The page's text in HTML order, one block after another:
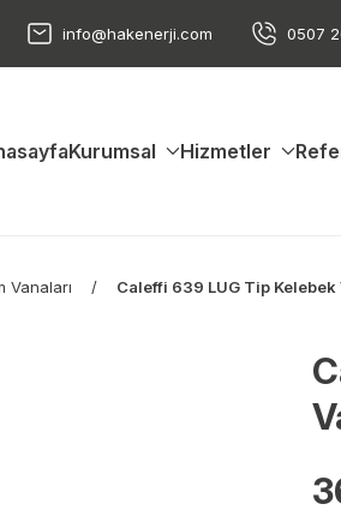
info@hakenerji.com 0507
Kurumsal Hizmetler
Vanaları Caleffi 639 LUG Tip Kelebek